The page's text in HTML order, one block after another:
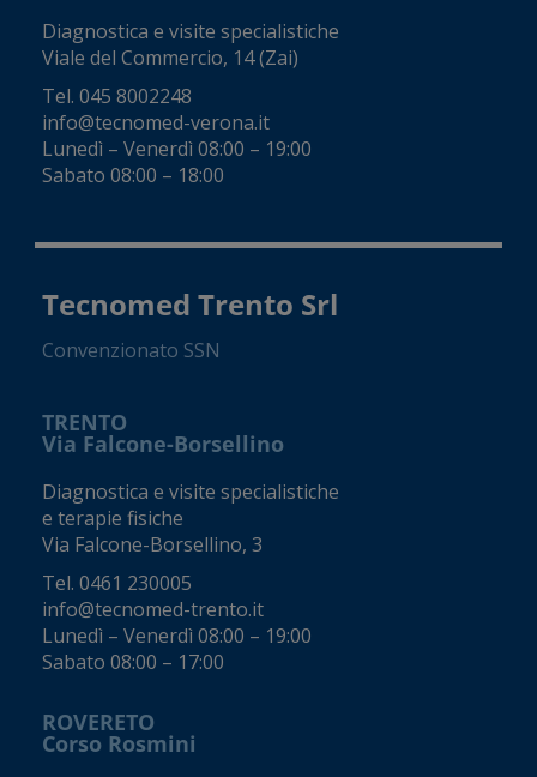
Diagnostica e visite specialistiche
Viale del Commercio, 14 (Zai)
Tel. 045 8002248
info@tecnomed-verona.it
Lunedì – Venerdì 08:00 – 19:00
Sabato 08:00 – 18:00
Tecnomed Trento Srl
Convenzionato SSN
TRENTO
Via Falcone-Borsellino
Diagnostica e visite specialistiche
e terapie fisiche
Via Falcone-Borsellino, 3
Tel. 0461 230005
info@tecnomed-trento.it
Lunedì – Venerdì 08:00 – 19:00
Sabato 08:00 – 17:00
ROVERETO
Corso Rosmini